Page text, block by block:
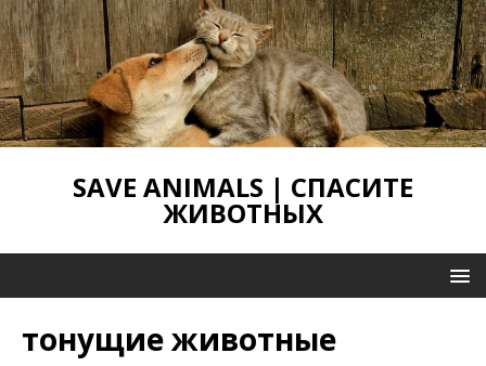
SAVE ANIMALS | СПАСИТЕ
ЖИВОТНЫХ
тонущие животные